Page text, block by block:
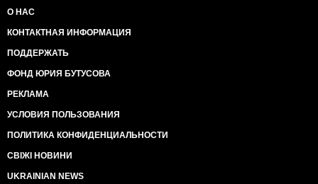
О НАС
КОНТАКТНАЯ ИНФОРМАЦИЯ
ПОДДЕРЖАТЬ
ФОНД ЮРИЯ БУТУСОВА
РЕКЛАМА
УСЛОВИЯ ПОЛЬЗОВАНИЯ
ПОЛИТИКА КОНФИДЕНЦИАЛЬНОСТИ
СВІЖІ НОВИНИ
UKRAINIAN NEWS